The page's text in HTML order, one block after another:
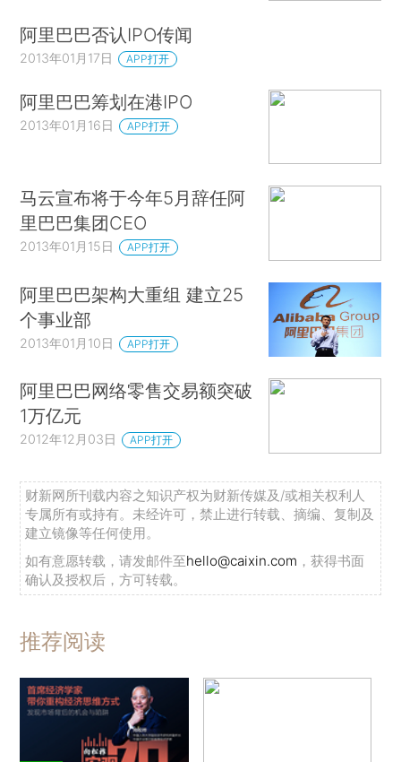
阿里巴巴否认IPO传闻
2013年01月17日 APP打开
阿里巴巴筹划在港IPO
2013年01月16日 APP打开
马云宣布将于今年5月辞任阿
里巴巴集团CEO
2013年01月15日 APP打开
阿里巴巴架构大重组 建立25
个事业部
2013年01月10日 APP打开
阿里巴巴网络零售交易额突破
1万亿元
2012年12月03日 APP打开
财新网所刊载内容之知识产权为财新传媒及/或相关权利人
专属所有或持有。未经许可，禁止进行转载、摘编、复制及
建立镜像等任何使用。
如有意愿转载，请发邮件至hello@caixin.com ，获得书面
确认及授权后，方可转载。
推荐阅读